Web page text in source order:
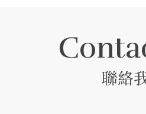
聯絡